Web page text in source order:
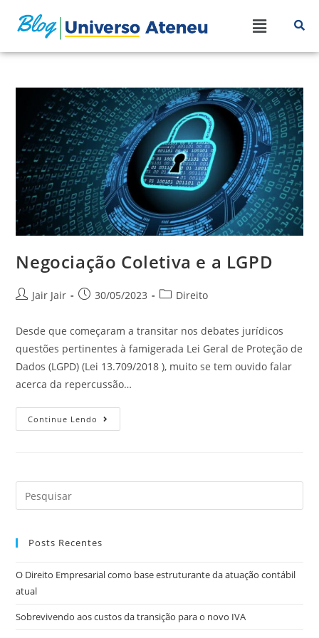
Negociação Coletiva e a LGPD
Jair Jair 30/05/2023 Direito
Desde que começaram a transitar nos debates jurídicos
questões pertinentes à famigerada Lei Geral de Proteção de
Dados (LGPD) (Lei 13.709/2018 ), muito se tem ouvido falar
acerca da repercussão…
Continue Lendo
Posts Recentes
O Direito Empresarial como base estruturante da atuação contábil
atual
Sobrevivendo aos custos da transição para o novo IVA